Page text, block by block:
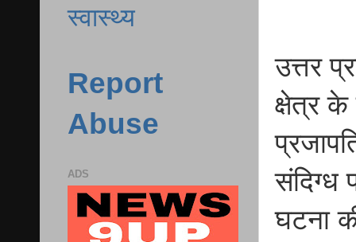
उत्तर
क्षेत्र के
संदिग्ध
घटना
स्वास्थ्य
Report
Abuse
ADS